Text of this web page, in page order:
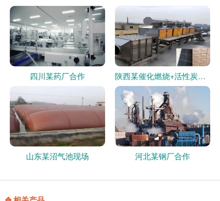
四川某药厂合作 陕西某催化燃烧+活性炭现场
山东某沼气池现场 河北某钢厂合作